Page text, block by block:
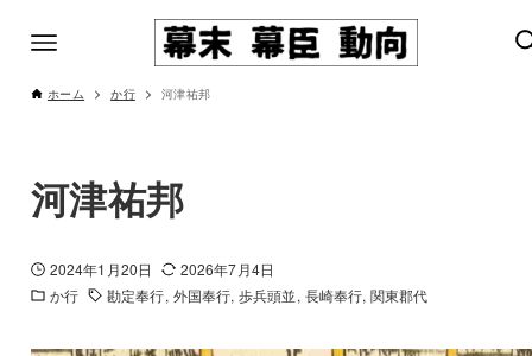
ホーム か行 河津祐邦
河津祐邦
2024年1月20日
2026年7月4日
か行
勘定奉行 外国奉行 歩兵頭並 長崎奉行 関東郡代